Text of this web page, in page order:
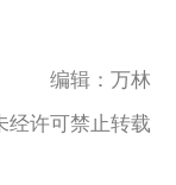
编辑：万林
经许可禁止转载